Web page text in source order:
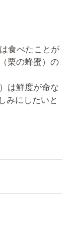
食べたことが
（栗の蜂蜜）の
は鮮度が命な
みにしたいと